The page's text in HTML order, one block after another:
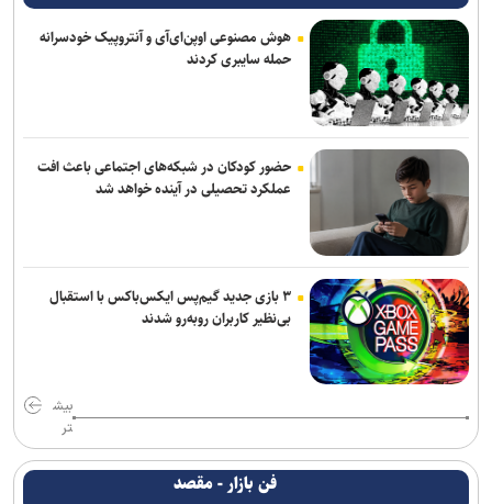
هوش مصنوعی اوپن‌ای‌آی و آنتروپیک خودسرانه
حمله سایبری کردند
حضور کودکان در شبکه‌های اجتماعی باعث افت
عملکرد تحصیلی در آینده خواهد شد
۳ بازی جدید گیم‌پس ایکس‌باکس با استقبال
بی‌نظیر کاربران روبه‌رو شدند
بیش
تر
فن بازار - مقصد